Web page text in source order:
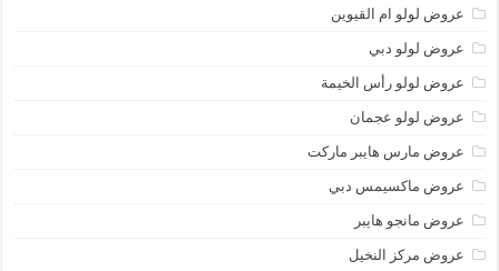
عروض لولو ام القيوين
عروض لولو دبي
عروض لولو رأس الخيمة
عروض لولو عجمان
عروض مارس هايبر ماركت
عروض ماكسيمس دبي
عروض مانجو هايبر
عروض مركز النخيل